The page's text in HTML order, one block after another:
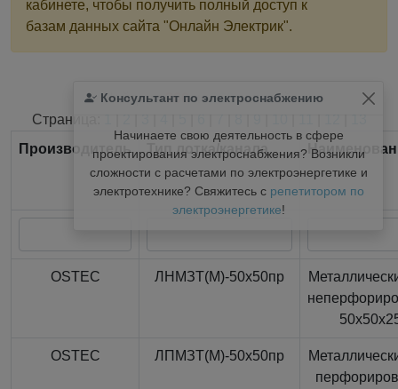
кабинете, чтобы получить полный доступ к
базам данных сайта "Онлайн Электрик".
Консультант по электроснабжению
Начинаете свою деятельность в сфере
проектирования электроснабжения? Возникли
сложности с расчетами по электроэнергетике и
электротехнике? Свяжитесь с репетитором по
электроэнергетике!
Найдено366из366записей.
Страница:
Производитель
Тип лотка/канала
OSTEC ЛНМЗТ(М)-50x50пр
OSTEC ЛПМЗТ(М)-50x50пр